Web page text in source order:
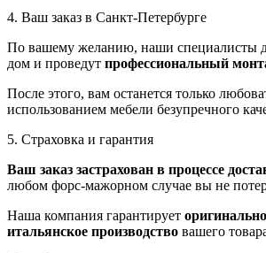
4. Ваш заказ в Санкт-Петербурге
По вашему желанию, наши специалисты
дом и проведут профессиональный
После этого, вам останется только
использованием мебели безупречного
5. Страховка и гарантия
Ваш заказ застрахован в процессе
любом форс-мажорном случае вы не
Наша компания гарантирует
итальянское производство вашего